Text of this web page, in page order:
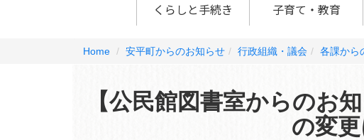
くらしと手続き 子育て・教育
Home 安平町からのお知らせ 行政組織・議会 各課から
【公民館図書室からのお
の変